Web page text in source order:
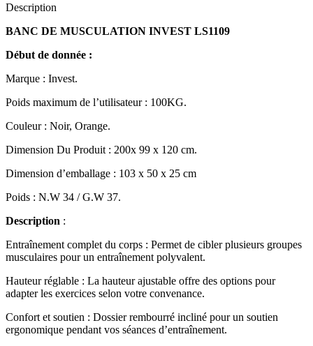
Description
BANC DE MUSCULATION INVEST LS1109
Début de donnée :
Marque : Invest.
Poids maximum de l’utilisateur : 100KG.
Couleur : Noir, Orange.
Dimension Du Produit : 200x 99 x 120 cm.
Dimension d’emballage : 103 x 50 x 25 cm
Poids : N.W 34 / G.W 37.
Description :
Entraînement complet du corps : Permet de cibler plusieurs groupes
musculaires pour un entraînement polyvalent.
Hauteur réglable : La hauteur ajustable offre des options pour
adapter les exercices selon votre convenance.
Confort et soutien : Dossier rembourré incliné pour un soutien
ergonomique pendant vos séances d’entraînement.